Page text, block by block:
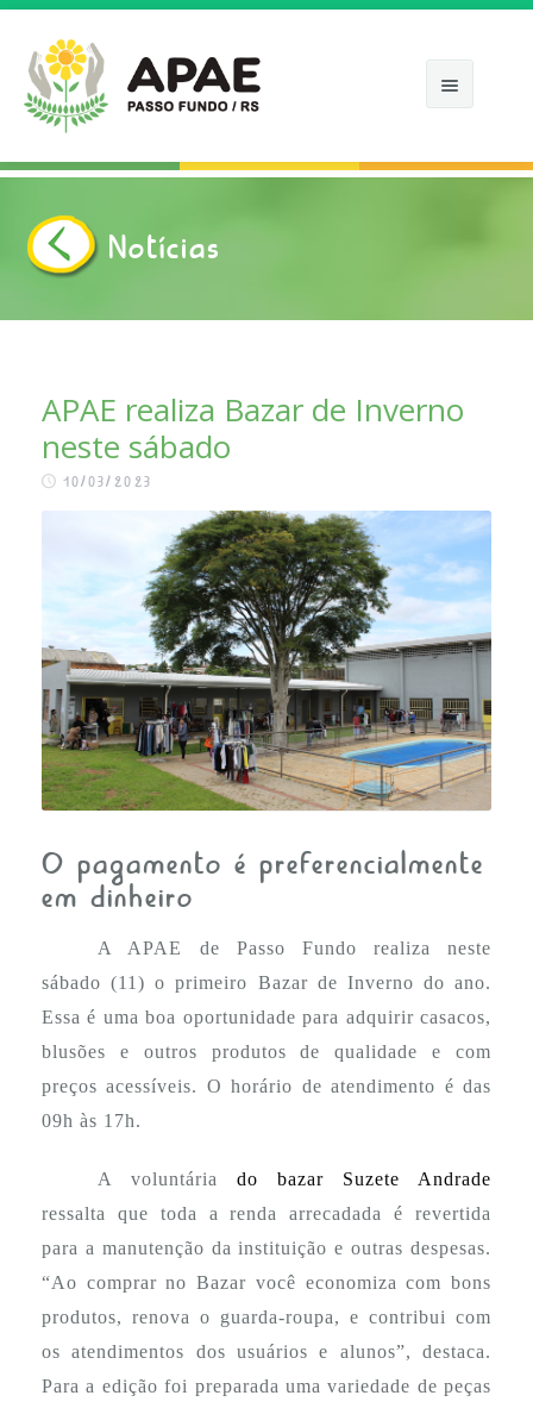
INÍCIO
NOTÍCIAS
APOIE
Notícias
APAE realiza Bazar de Inverno
neste sábado
10/03/2023
O pagamento é preferencialmente
em dinheiro
A APAE de Passo Fundo realiza neste
sábado (11) o primeiro Bazar de Inverno do ano.
Essa é uma boa oportunidade para adquirir casacos,
blusões e outros produtos de qualidade e com
preços acessíveis. O horário de atendimento é das
09h às 17h.
A voluntáriado bazar Suzete Andrade
ressalta que toda a renda arrecadada é revertida
para a manutenção da instituição e outras despesas.
“Ao comprar no Bazar você economiza com bons
produtos, renova o guarda-roupa, e contribui com
os atendimentos dos usuários e alunos”, destaca.
Para a edição foi preparada uma variedade de peças